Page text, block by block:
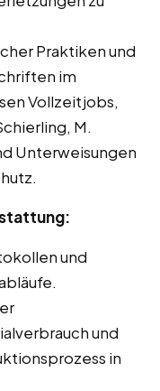
Praktiken und
im
Vollzeitjobs,
M.
Unterweisungen
und
und
in